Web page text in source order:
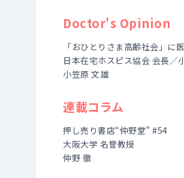
Doctor's Opinion
「おひとりさま高齢社会」に
日本在宅ホスピス協会 会長／
小笠原 文雄
連載コラム
押し売り書店“仲野堂” #54
大阪大学 名誉教授
仲野 徹